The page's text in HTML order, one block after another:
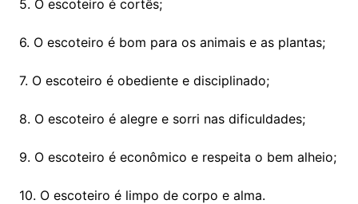
5. O escoteiro é cortês;
6. O escoteiro é bom para os animais e as plantas;
7. O escoteiro é obediente e disciplinado;
8. O escoteiro é alegre e sorri nas dificuldades;
9. O escoteiro é econômico e respeita o bem alheio;
10. O escoteiro é limpo de corpo e alma.